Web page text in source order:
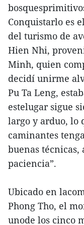
Conquistarlo es
del turismo de
Hien Nhi,
Minh, quien
decidí unirme
Pu Ta Leng,
estelugar sigue
largo y arduo, lo
caminantes
buenas
paciencia”.
Ubicado en
Phong Tho, el
unode los cinco